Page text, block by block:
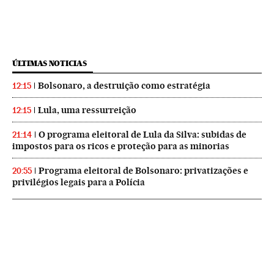
ÚLTIMAS NOTICIAS
12:15 Bolsonaro, a destruição como estratégia
12:15 Lula, uma ressurreição
21:14
O programa eleitoral de Lula da Silva: subidas de
impostos para os ricos e proteção para as minorias
20:55
Programa eleitoral de Bolsonaro: privatizações e
privilégios legais para a Polícia